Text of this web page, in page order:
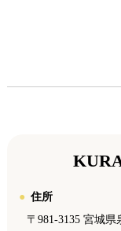
住所
〒981-3135 宮城県